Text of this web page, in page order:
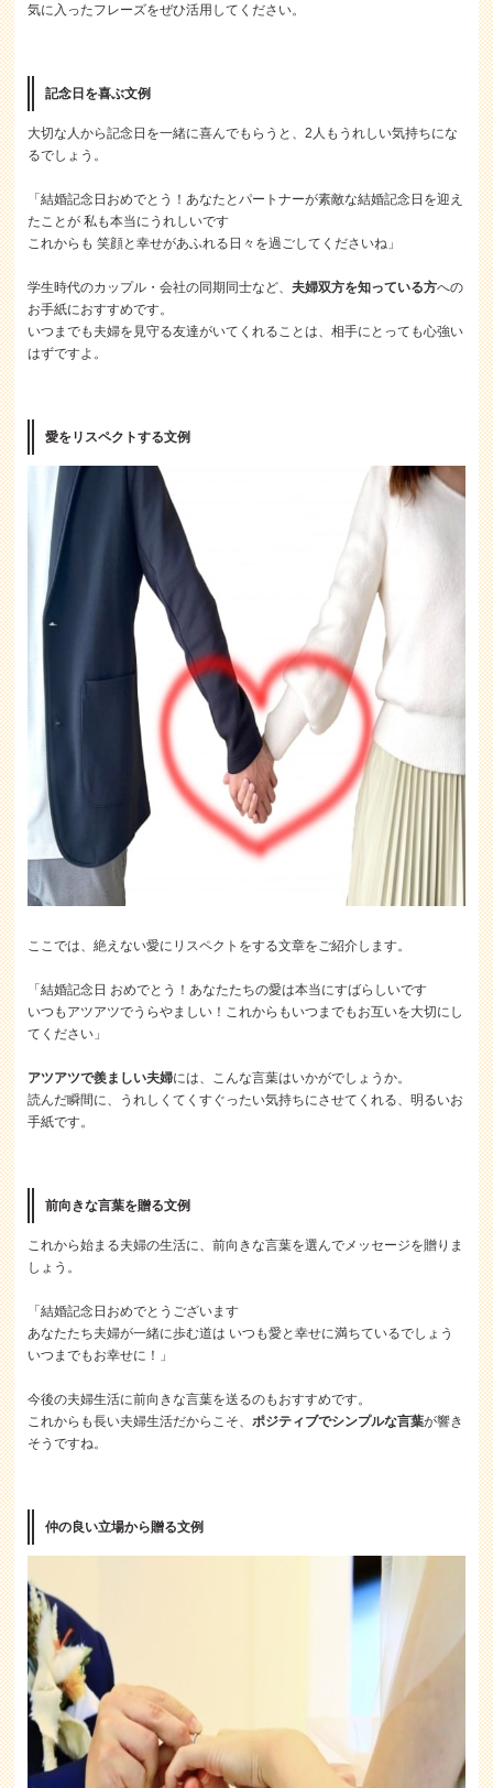
気に入ったフレーズをぜひ活用してください。
記念日を喜ぶ文例
大切な人から記念日を一緒に喜んでもらうと、2人もうれしい気持ちにな
るでしょう。
「結婚記念日おめでとう！あなたとパートナーが素敵な結婚記念日を迎え
たことが 私も本当にうれしいです
これからも 笑顔と幸せがあふれる日々を過ごしてくださいね」
学生時代のカップル・会社の同期同士など、夫婦双方を知っている方への
お手紙におすすめです。
いつまでも夫婦を見守る友達がいてくれることは、相手にとっても心強い
はずですよ。
愛をリスペクトする文例
ここでは、絶えない愛にリスペクトをする文章をご紹介します。
「結婚記念日 おめでとう！あなたたちの愛は本当にすばらしいです
いつもアツアツでうらやましい！これからもいつまでもお互いを大切にし
てください」
アツアツで羨ましい夫婦には、 こんな言葉はいかがでしょうか。
読んだ瞬間に、うれしくてくすぐったい気持ちにさせてくれる、明るいお
手紙です。
前向きな言葉を贈る文例
これから始まる夫婦の生活に、前向きな言葉を選んでメッセージを贈りま
しょう。
「結婚記念日おめでとうございます
あなたたち夫婦が一緒に歩む道は いつも愛と幸せに満ちているでしょう
いつまでもお幸せに！」
今後の夫婦生活に前向きな言葉を送るのもおすすめです。
これからも長い夫婦生活だからこそ、ポジティブでシンプルな言葉が響き
そうですね。
仲の良い立場から贈る文例